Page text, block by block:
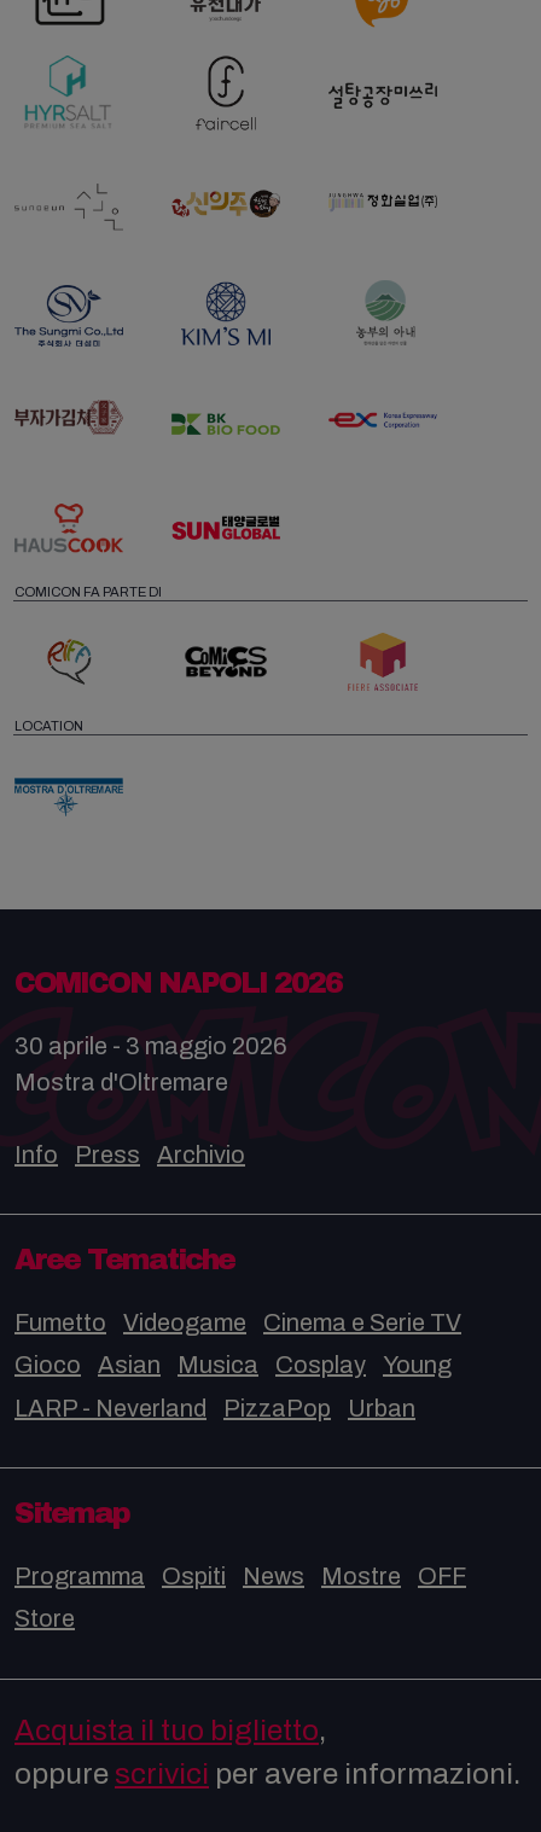
COMICON FA PARTE DI
LOCATION
COMICON NAPOLI 2026
30 aprile - 3 maggio 2026
Mostra d'Oltremare
Info Press Archivio
Aree Tematiche
Fumetto Videogame
Cinema e Serie TV
Gioco
Asian Musica Cosplay
Young
LARP - Neverland
PizzaPop Urban
Sitemap
Programma Ospiti News Mostre
OFF
Store
Acquista il tuo biglietto,
oppure scrivici per avere informazioni.